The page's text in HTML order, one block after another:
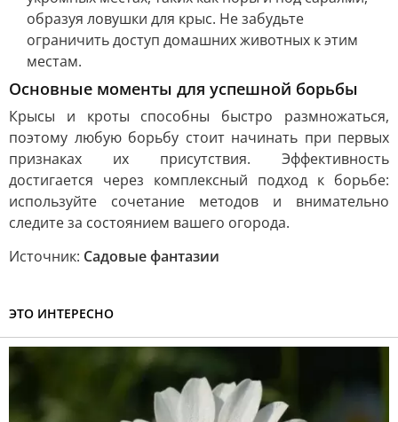
образуя ловушки для крыс. Не забудьте
ограничить доступ домашних животных к этим
местам.
Основные моменты для успешной борьбы
Крысы и кроты способны быстро размножаться,
поэтому любую борьбу стоит начинать при первых
признаках их присутствия. Эффективность
достигается через комплексный подход к борьбе:
используйте сочетание методов и внимательно
следите за состоянием вашего огорода.
Источник: Садовые фантазии
ЭТО ИНТЕРЕСНО